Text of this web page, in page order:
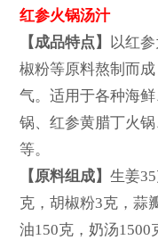
红参火锅汤汁
【成品特点】
以红
椒粉等原料熬制而
气。适用于各种海
锅、红参黄腊丁火
等。
【原料组成】生姜
克，胡椒粉3克，蒜
油150克，奶汤1500